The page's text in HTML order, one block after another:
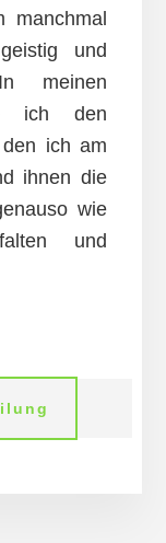
manchmal
und
meinen
ich den
ich am
ihnen die
wie
und